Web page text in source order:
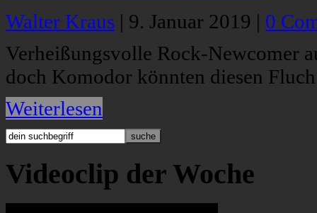
Walter Kraus | 9. Januar 2019 | 0
Verheißungsvolle Rock-Newcomer
doch Komodor könnten diesen
Weiterlesen
Videoclip der Woche